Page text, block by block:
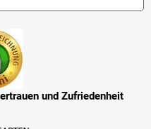
und Zufriedenheit